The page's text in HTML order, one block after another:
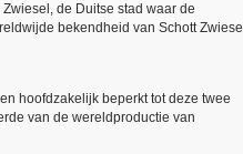
de Duitse stad waar de
bekendheid van Schott Zwiesel
hoofdzakelijk beperkt tot deze twee
van de wereldproductie van